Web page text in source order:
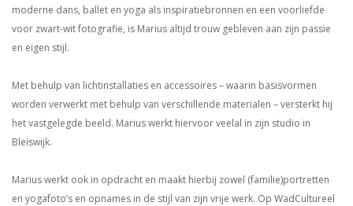
moderne dans, ballet en yoga als inspiratiebronnen en een voorliefde
voor zwart-wit fotografie, is Marius altijd trouw gebleven aan zijn passie
en eigen stijl.
Met behulp van lichtinstallaties en accessoires – waarin basisvormen
worden verwerkt met behulp van verschillende materialen – versterkt hij
het vastgelegde beeld. Marius werkt hiervoor veelal in zijn studio in
Bleiswijk.
Marius werkt ook in opdracht en maakt hierbij zowel (familie)portretten
en yogafoto’s en opnames in de stijl van zijn vrije werk. Op WadCultureel